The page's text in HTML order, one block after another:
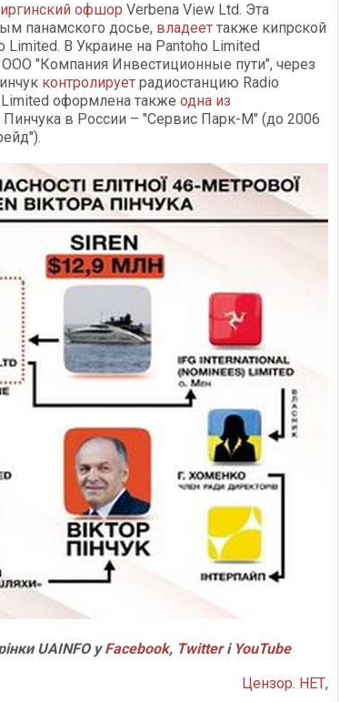
офшор Verbena View Ltd. Эта
панамского досье, владеет также кипрской
Limited. В Украине на Pantoho Limited
ООО "Компания Инвестиционные пути", через
контролирует радиостанцию Radio
оформлена также одна из
Пинчука в России – "Сервис Парк-М" (до 2006
UAINFO уFacebook, Twitterі YouTube
Цензор. НЕТ,